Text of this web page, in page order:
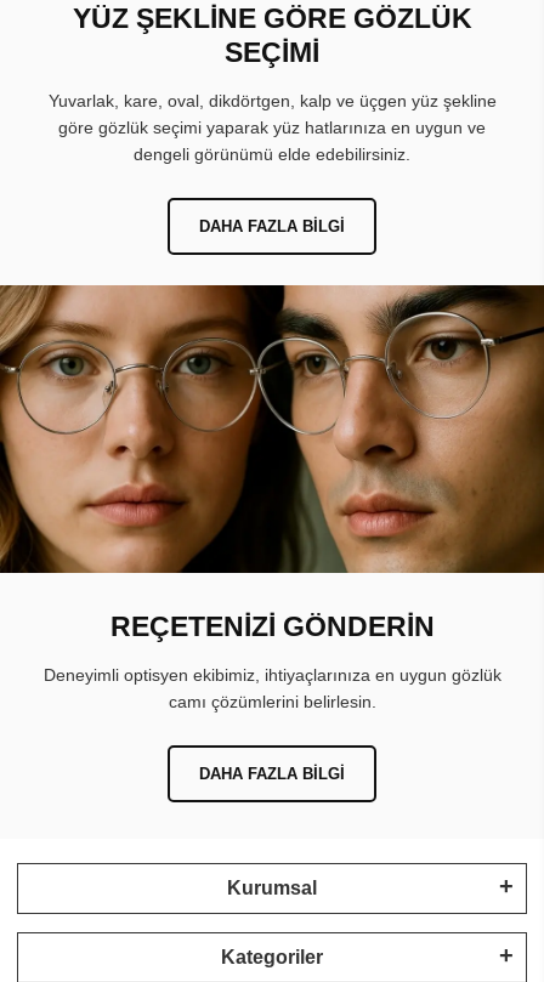
YÜZ ŞEKLİNE GÖRE GÖZLÜK
SEÇİMİ
Yuvarlak, kare, oval, dikdörtgen, kalp ve üçgen yüz şekline
göre gözlük seçimi yaparak yüz hatlarınıza en uygun ve
dengeli görünümü elde edebilirsiniz.
DAHA FAZLA BILGI
REÇETENİZİ GÖNDERİN
Deneyimli optisyen ekibimiz, ihtiyaçlarınıza en uygun gözlük
camı çözümlerini belirlesin.
DAHA FAZLA BILGI
Kurumsal
Kategoriler